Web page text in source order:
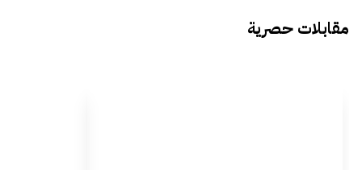
مقابلات حصرية